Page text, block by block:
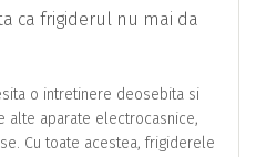
ca frigiderul nu mai da
o intretinere deosebita si
alte aparate electrocasnice,
Cu toate acestea, frigiderele